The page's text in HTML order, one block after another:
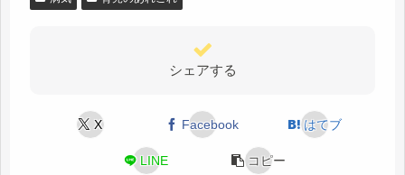
シェアする
X Facebook はてブ
LINE コピー